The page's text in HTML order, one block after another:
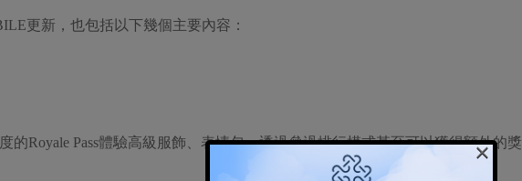
更新，也包括以下幾個主要內容：
的Royale Pass體驗高級服飾、表情包，透過參過排行模式甚至可以獲得額外的獎
×